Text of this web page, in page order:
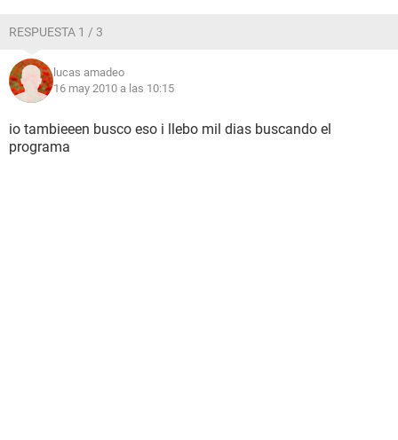
RESPUESTA 1 / 3
lucas amadeo
16 may 2010 a las 10:15
io tambieeen busco eso i llebo mil dias buscando el
programa